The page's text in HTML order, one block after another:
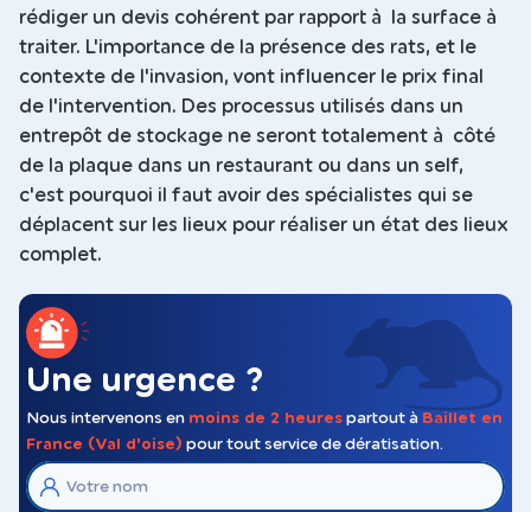
rédiger un devis cohérent par rapport à la surface à
traiter. L'importance de la présence des rats, et le
contexte de l'invasion, vont influencer le prix final
de l'intervention. Des processus utilisés dans un
entrepôt de stockage ne seront totalement à côté
de la plaque dans un restaurant ou dans un self,
c'est pourquoi il faut avoir des spécialistes qui se
déplacent sur les lieux pour réaliser un état des lieux
complet.
Une urgence ?
Nous intervenons en moins de 2 heures partout à Baillet en
France (Val d'oise) pour tout service de dératisation.